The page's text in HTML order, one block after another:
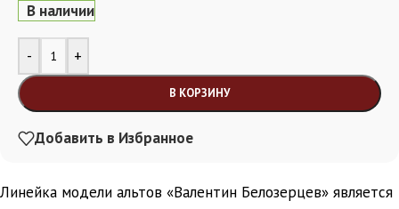
В наличии
- +
В КОРЗИНУ
Alternative:
Добавить в Избранное
Линейка модели альтов «Валентин Белозерцев» является